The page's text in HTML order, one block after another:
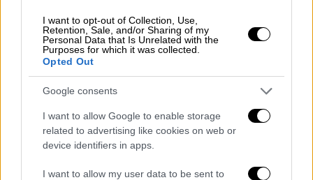
I want to opt-out of Collection, Use,
Retention, Sale, and/or Sharing of my
Personal Data that Is Unrelated with the
Purposes for which it was collected.
Opted Out
Google consents
I want to allow Google to enable storage
related to advertising like cookies on web or
device identifiers in apps.
I want to allow my user data to be sent to